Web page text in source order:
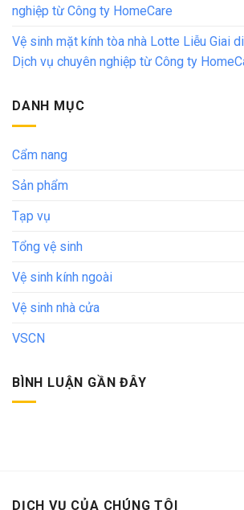
nghiệp từ Công ty HomeCare
Vệ sinh mặt kính tòa nhà Lotte Liễu Giai
Dịch vụ chuyên nghiệp từ Công ty
DANH MỤC
Cẩm nang
Sản phẩm
Tạp vụ
Tổng vệ sinh
Vệ sinh kính ngoài
Vệ sinh nhà cửa
VSCN
BÌNH LUẬN GẦN ĐÂY
DỊCH VỤ CỦA CHÚNG TÔI